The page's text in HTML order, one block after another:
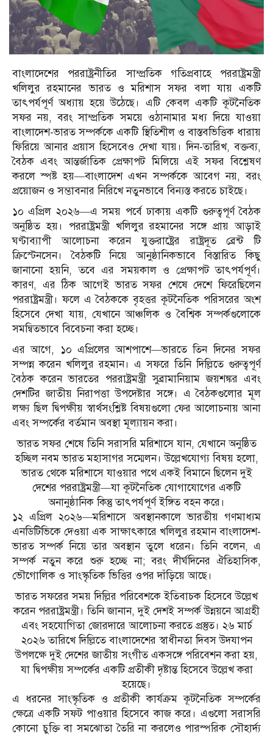
বাংলাদেশের পররাষ্ট্রনীতির সাম্প্রতিক গতিপ্রবাহে পররাষ্ট্রমন্ত্রী
খলিলুর রহমানের ভারত ও মরিশাস সফর বলা যায় একটি
তাৎপর্যপূর্ণ অধ্যায় হয়ে উঠেছে। এটি কেবল একটি কূটনৈতিক
সফর নয়, বরং সাম্প্রতিক সময়ে ওঠানামার মধ্য দিয়ে যাওয়া
বাংলাদেশ-ভারত সম্পর্ককে একটি স্থিতিশীল ও বাস্তবভিত্তিক ধারায়
ফিরিয়ে আনার প্রয়াস হিসেবেও দেখা যায়। দিন-তারিখ, বক্তব্য,
বৈঠক এবং আন্তর্জাতিক প্রেক্ষাপট মিলিয়ে এই সফর বিশ্লেষণ
করলে স্পষ্ট হয়—বাংলাদেশ এখন সম্পর্ককে আবেগ নয়, বরং
প্রয়োজন ও সম্ভাবনার নিরিখে নতুনভাবে বিন্যস্ত করতে চাইছে।
১০ এপ্রিল ২০২৬—এ সময় পর্বে ঢাকায় একটি গুরুত্বপূর্ণ বৈঠক
অনুষ্ঠিত হয়। পররাষ্ট্রমন্ত্রী খলিলুর রহমানের সঙ্গে প্রায় আড়াই
ঘণ্টাব্যাপী আলোচনা করেন যুক্তরাষ্ট্রের রাষ্ট্রদূত ব্রেন্ট টি
ক্রিস্টেনসেন। বৈঠকটি নিয়ে আনুষ্ঠানিকভাবে বিস্তারিত কিছু
জানানো হয়নি, তবে এর সময়কাল ও প্রেক্ষাপট তাৎপর্যপূর্ণ।
কারণ, এর ঠিক আগেই ভারত সফর শেষে দেশে ফিরেছিলেন
পররাষ্ট্রমন্ত্রী। ফলে এ বৈঠককে বৃহত্তর কূটনৈতিক পরিসরের অংশ
হিসেবে দেখা যায়, যেখানে আঞ্চলিক ও বৈশ্বিক সম্পর্কগুলোকে
সমন্বিতভাবে বিবেচনা করা হচ্ছে।
এর আগে, ১০ এপ্রিলের আশপাশে—ভারতে তিন দিনের সফর
সম্পন্ন করেন খলিলুর রহমান। এ সফরে তিনি দিল্লিতে গুরুত্বপূর্ণ
বৈঠক করেন ভারতের পররাষ্ট্রমন্ত্রী সুব্রামানিয়াম জয়শঙ্কর এবং
দেশটির জাতীয় নিরাপত্তা উপদেষ্টার সঙ্গে। এ বৈঠকগুলোর মূল
লক্ষ্য ছিল দ্বিপক্ষীয় স্বার্থসংশ্লিষ্ট বিষয়গুলো ফের আলোচনায় আনা
এবং সম্পর্কের বর্তমান অবস্থা মূল্যায়ন করা।
ভারত সফর শেষে তিনি সরাসরি মরিশাসে যান, যেখানে অনুষ্ঠিত
হচ্ছিল নবম ভারত মহাসাগর সম্মেলন। উল্লেখযোগ্য বিষয় হলো,
ভারত থেকে মরিশাসে যাওয়ার পথে একই বিমানে ছিলেন দুই
দেশের পররাষ্ট্রমন্ত্রী—যা কূটনৈতিক যোগাযোগের একটি
অনানুষ্ঠানিক কিন্তু তাৎপর্যপূর্ণ ইঙ্গিত বহন করে।
১২ এপ্রিল ২০২৬—মরিশাসে অবস্থানকালে ভারতীয় গণমাধ্যম
এনডিটিভিকে দেওয়া এক সাক্ষাৎকারে খলিলুর রহমান বাংলাদেশ-
ভারত সম্পর্ক নিয়ে তার অবস্থান তুলে ধরেন। তিনি বলেন, এ
সম্পর্ক নতুন করে শুরু হচ্ছে না; বরং দীর্ঘদিনের ঐতিহাসিক,
ভৌগোলিক ও সাংস্কৃতিক ভিত্তির ওপর দাঁড়িয়ে আছে।
ভারত সফরের সময় দিল্লির পরিবেশকে ইতিবাচক হিসেবে উল্লেখ
করেন পররাষ্ট্রমন্ত্রী। তিনি জানান, দুই দেশই সম্পর্ক উন্নয়নে আগ্রহী
এবং সহযোগিতা জোরদারে আলোচনা করতে প্রস্তুত। ২৬ মার্চ
২০২৬ তারিখে দিল্লিতে বাংলাদেশের স্বাধীনতা দিবস উদযাপন
উপলক্ষে দুই দেশের জাতীয় সংগীত একসঙ্গে পরিবেশন করা হয়,
যা দ্বিপক্ষীয় সম্পর্কের একটি প্রতীকী দৃষ্টান্ত হিসেবে উল্লেখ করা
হয়েছে।
এ ধরনের সাংস্কৃতিক ও প্রতীকী কার্যক্রম কূটনৈতিক সম্পর্কের
ক্ষেত্রে একটি সফট পাওয়ার হিসেবে কাজ করে। এগুলো সরাসরি
কোনো চুক্তি বা সমঝোতা তৈরি না করলেও পারস্পরিক সৌহার্দ্য